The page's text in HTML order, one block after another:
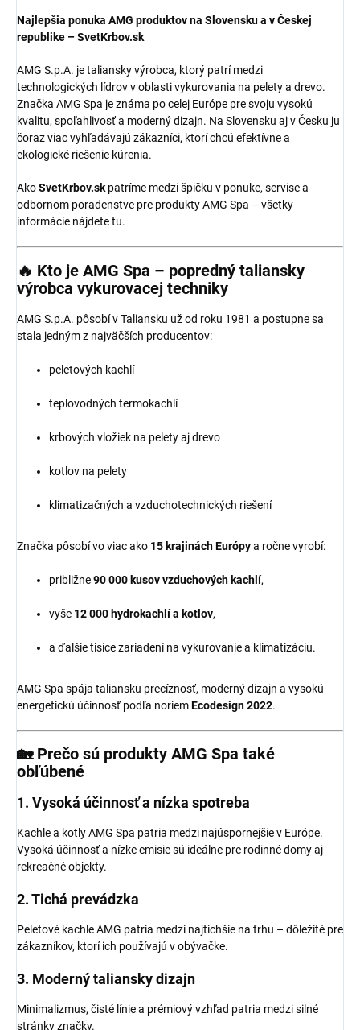
Najlepšia ponuka AMG produktov na Slovensku a v Českej
republike – SvetKrbov.sk
AMG S.p.A. je taliansky výrobca, ktorý patrí medzi
technologických lídrov v oblasti vykurovania na pelety a drevo.
Značka AMG Spa je známa po celej Európe pre svoju vysokú
kvalitu, spoľahlivosť a moderný dizajn. Na Slovensku aj v Česku ju
čoraz viac vyhľadávajú zákazníci, ktorí chcú efektívne a
ekologické riešenie kúrenia.
AkoSvetKrbov.skpatríme medzi špičku v ponuke, servise a
odbornom poradenstve pre produkty AMG Spa – všetky
informácie nájdete tu.
🔥 Kto je AMG Spa – popredný taliansky
výrobca vykurovacej techniky
AMG S.p.A. pôsobí v Taliansku už od roku 1981 a postupne sa
stala jedným z najväčších producentov:
peletových kachlí
teplovodných termokachlí
krbových vložiek na pelety aj drevo
kotlov na pelety
klimatizačných a vzduchotechnických riešení
Značka pôsobí vo viac ako 15 krajinách Európya ročne vyrobí:
približne90 000 kusov vzduchových kachlí,
vyše 12 000 hydrokachlí a kotlov,
a ďalšie tisíce zariadení na vykurovanie a klimatizáciu.
AMG Spa spája taliansku precíznosť, moderný dizajn a vysokú
energetickú účinnosť podľa noriemEcodesign 2022.
🏡 Prečo sú produkty AMG Spa také
obľúbené
1. Vysoká účinnosť a nízka spotreba
Kachle a kotly AMG Spa patria medzi najúspornejšie v Európe.
Vysoká účinnosť a nízke emisie sú ideálne pre rodinné domy aj
rekreačné objekty.
2.Tichá prevádzka
Peletové kachle AMG patria medzi najtichšie na trhu – dôležité pre
zákazníkov, ktorí ich používajú v obývačke.
3. Moderný taliansky dizajn
Minimalizmus, čisté línie a prémiový vzhľad patria medzi silné
stránky značky.